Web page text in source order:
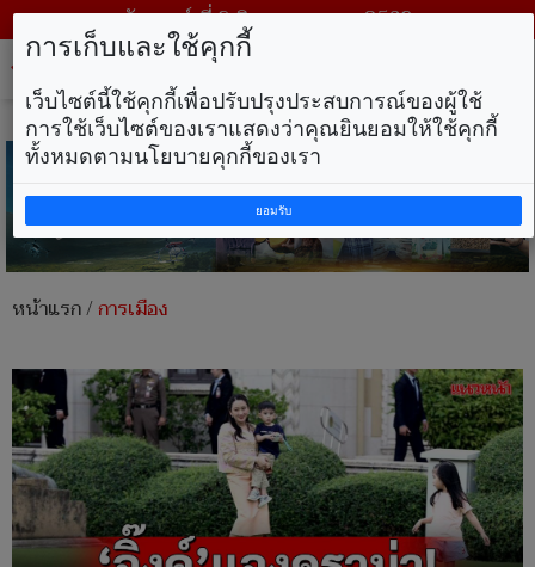
วันเสาร์ ที่ 8 สิงหาคม พ.ศ. 2569
หน้าแรก/การเมือง
การเก็บและใช้คุกกี้
เว็บไซต์นี้ใช้คุกกี้เพื่อปรับปรุงประสบการณ์ของผู้ใช้
การใช้เว็บไซต์ของเราแสดงว่าคุณยินยอมให้ใช้คุกกี้
ทั้งหมดตามนโยบายคุกกี้ของเรา
ยอมรับ